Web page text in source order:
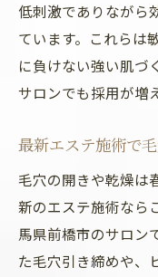
低刺激でありながら
ています。これらは
に負けない強い肌づ
サロンでも採用が増
最新エステ施術で
毛穴の開きや乾燥は
新のエステ施術なら
馬県前橋市のサロン
た毛穴引き締めや、